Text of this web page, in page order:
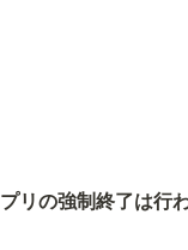
リの強制終了は行